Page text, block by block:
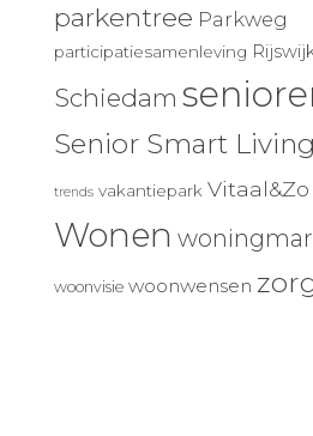
parkentree Parkweg
participatiesamenleving
Schiedam
Senior Smart Living
trends vakantiepark Vitaal&Zo
Wonen
woonvisie woonwensen